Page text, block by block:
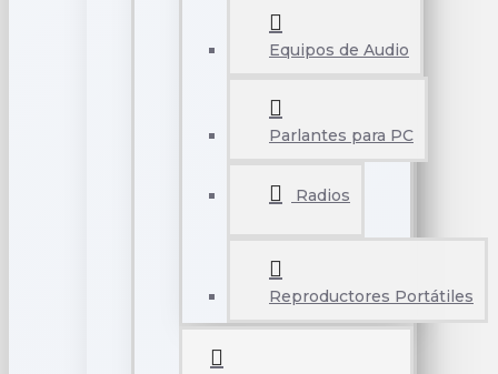
Equipos de Audio
Parlantes para PC
Radios
Reproductores Portátiles